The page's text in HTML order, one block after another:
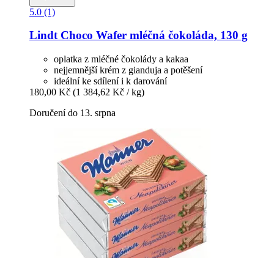
5.0 (1)
LindtChoco Wafer mléčná čokoláda, 130 g
oplatka z mléčné čokolády a kakaa
nejjemnější krém z gianduja a potěšení
ideální ke sdílení i k darování
180,00 Kč (1 384,62 Kč / kg)
Doručení do 13. srpna